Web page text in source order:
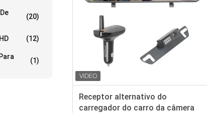
(20)
(12)
(1)
Receptor alternativo do
carregador do carro da câmera